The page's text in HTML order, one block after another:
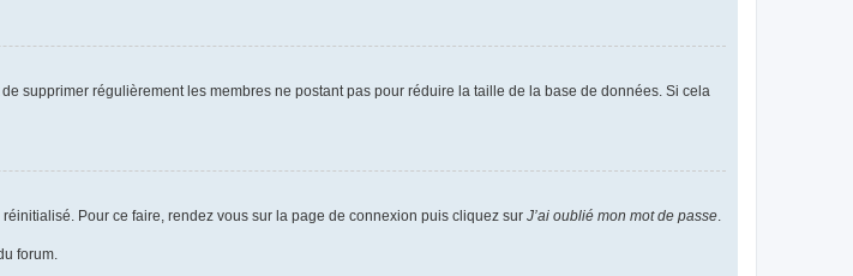
supprimer régulièrement les membres ne postant pas pour réduire la taille de la base de données. Si cela
Pour ce faire, rendez vous sur la page de connexion puis cliquez sur J’ai oublié mon mot de passe
forum.